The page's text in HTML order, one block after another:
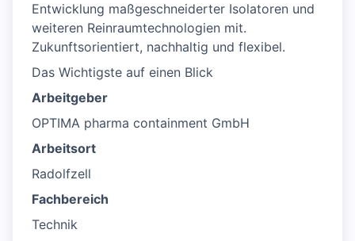
Entwicklung maßgeschneiderter Isolatoren und
weiteren Reinraumtechnologien mit.
Zukunftsorientiert, nachhaltig und flexibel.
Das Wichtigste auf einen Blick
Arbeitgeber
OPTIMA pharma containment GmbH
Arbeitsort
Radolfzell
Fachbereich
Technik